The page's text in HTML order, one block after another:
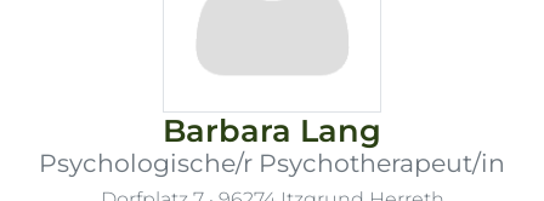
Barbara Lang
Psychologische/r Psychotherapeut/in